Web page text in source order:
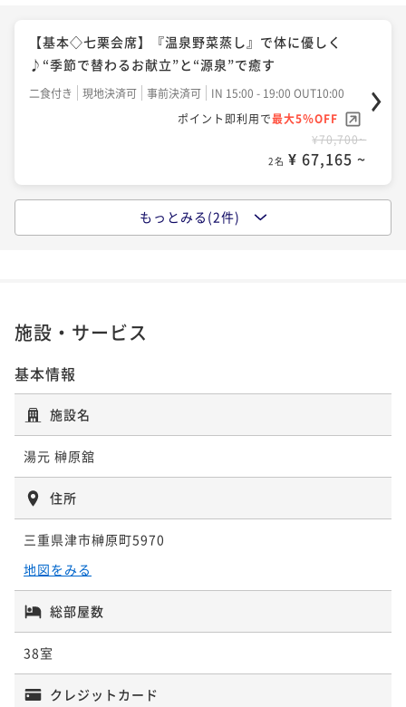
【基本◇七栗会席】『温泉野菜蒸し』で体に優しく
♪“季節で替わるお献立”と“源泉”で癒す
二食付き 現地決済可 事前決済可
IN 15:00 - 19:00 OUT10:00
ポイント即利用で最大5％OFF
¥70,700~
2名 ¥ 67,165 ~
【人気No．1 榊会席】“鉄板焼き”で楽しむ松阪牛！
夫婦旅 ～3大特典～＜夕食メインの和牛が松阪牛に無
二食付き 現地決済可
¥ 73,435 ~
もっとみる(2件)
施設・サービス
基本情報
施設名
湯元 榊原舘
住所
三重県津市榊原町5970
地図をみる
総部屋数
38室
クレジットカード